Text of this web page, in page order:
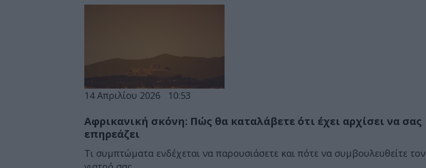
14 Απριλίου 2026 10:53
Αφρικανική σκόνη: Πώς θα καταλάβετε ότι έχει αρχίσει να σας
επηρεάζει
Τι συμπτώματα ενδέχεται να παρουσιάσετε και πότε να συμβουλευθείτε τον